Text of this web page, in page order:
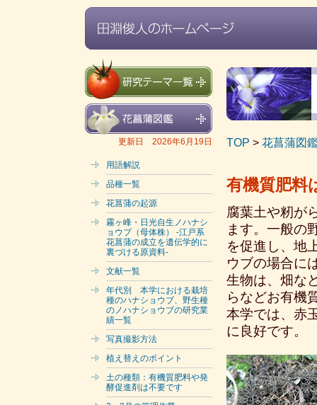
更新日 2026年6月19日
用語解説
品種一覧
花菖蒲の起源
霧ヶ峰・日光自生ノハナシ
ョウブ（母体株） -江戸系
花菖蒲の成立を遺伝学的に
裏づける原資料-
文献一覧
年代別 本学における栽培
種のハナショウブ、野生種
のノハナショウブの研究業
績一覧
写真撮影方法
植え替えのポイント
土の種類：有機質肥料や発
酵促進剤は不要です
TOP > 花菖蒲図
有機質肥料
腐葉土や籾が
ます。一般の
を促進し、地
ウブの場合に
生物は、畑な
らなどお有機
本学では、赤
に良好です。